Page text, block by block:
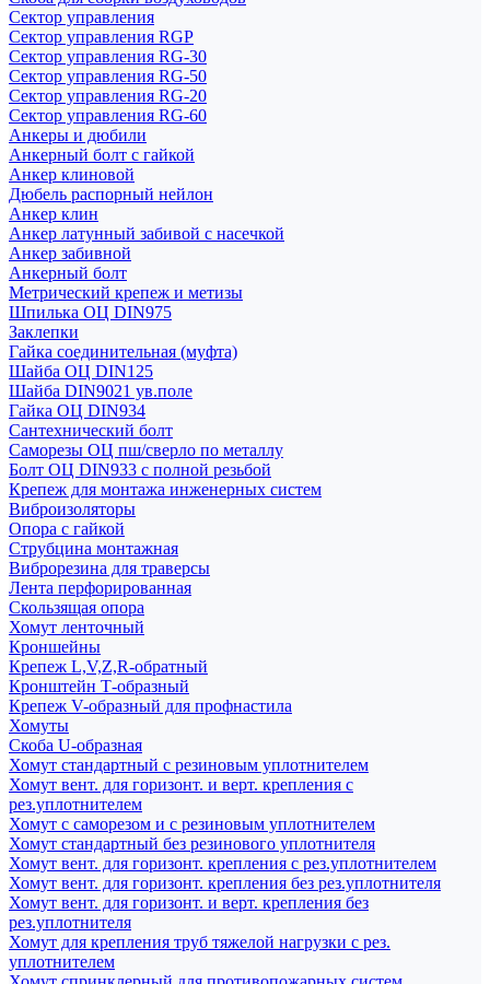
Сектор управления
Сектор управления RGP
Сектор управления RG-30
Сектор управления RG-50
Сектор управления RG-20
Сектор управления RG-60
Анкеры и дюбили
Анкерный болт с гайкой
Анкер клиновой
Дюбель распорный нейлон
Анкер клин
Анкер латунный забивой с насечкой
Анкер забивной
Анкерный болт
Метрический крепеж и метизы
Шпилька ОЦ DIN975
Заклепки
Гайка соединительная (муфта)
Шайба ОЦ DIN125
Шайба DIN9021 ув.поле
Гайка ОЦ DIN934
Сантехнический болт
Саморезы ОЦ пш/сверло по металлу
Болт ОЦ DIN933 с полной резьбой
Крепеж для монтажа инженерных систем
Виброизоляторы
Опора с гайкой
Струбцина монтажная
Виброрезина для траверсы
Лента перфорированная
Скользящая опора
Хомут ленточный
Кроншейны
Крепеж L,V,Z,R-обратный
Кронштейн Т-образный
Крепеж V-образный для профнастила
Хомуты
Скоба U-образная
Хомут стандартный с резиновым уплотнителем
Хомут вент. для горизонт. и верт. крепления с
рез.уплотнителем
Хомут с саморезом и с резиновым уплотнителем
Хомут стандартный без резинового уплотнителя
Хомут вент. для горизонт. крепления с рез.уплотнителем
Хомут вент. для горизонт. крепления без рез.уплотнителя
Хомут вент. для горизонт. и верт. крепления без
рез.уплотнителя
Хомут для крепления труб тяжелой нагрузки с рез.
уплотнителем